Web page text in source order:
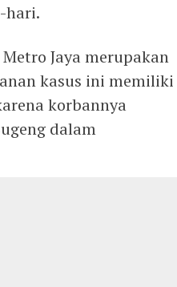
hari.
Jaya merupakan
kasus ini memiliki
korbannya
dalam